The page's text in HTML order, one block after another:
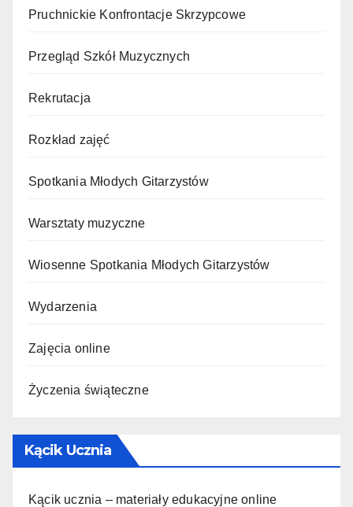
Pruchnickie Konfrontacje Skrzypcowe
Przegląd Szkół Muzycznych
Rekrutacja
Rozkład zajęć
Spotkania Młodych Gitarzystów
Warsztaty muzyczne
Wiosenne Spotkania Młodych Gitarzystów
Wydarzenia
Zajęcia online
Życzenia świąteczne
Kącik Ucznia
Kącik ucznia – materiały edukacyjne online